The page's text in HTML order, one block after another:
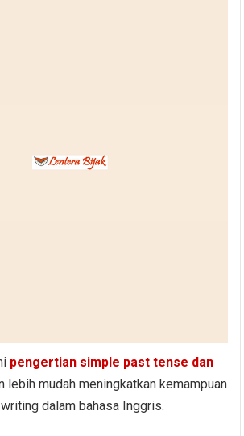
pengertian simple past tense dan
lebih mudah meningkatkan kemampuan
dalam bahasa Inggris.